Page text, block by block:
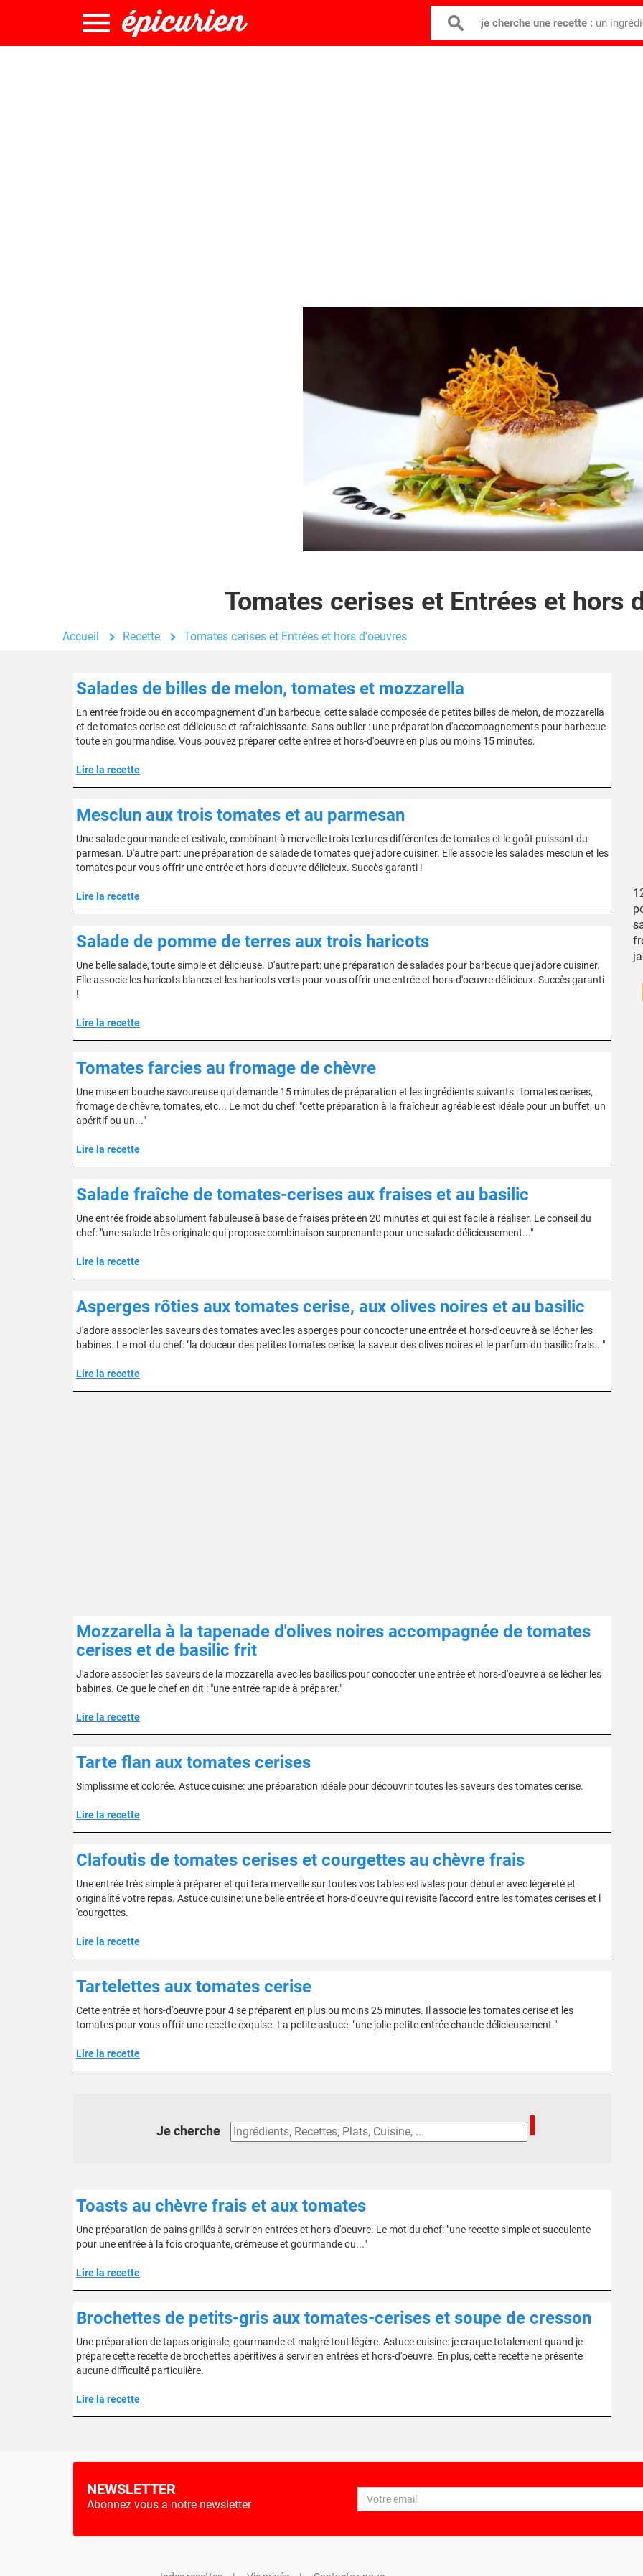
je cherche une recette : un
Tomates cerises et Entrées et hors
Accueil Recette Tomates cerises et Entrées et hors d'oeuvres
Salades de billes de melon, tomates et mozzarella
En entrée froide ou en accompagnement d'un barbecue, cette salade composée de petites billes de melon, de mozzarella
et de tomates cerise est délicieuse et rafraichissante. Sans oublier : une préparation d'accompagnements pour barbecue
toute en gourmandise. Vous pouvez préparer cette entrée et hors-d'oeuvre en plus ou moins 15 minutes.
Lire la recette
Mesclun aux trois tomates et au parmesan
Une salade gourmande et estivale, combinant à merveille trois textures différentes de tomates et le goût puissant du
parmesan. D'autre part: une préparation de salade de tomates que j'adore cuisiner. Elle associe les salades mesclun et les
tomates pour vous offrir une entrée et hors-d'oeuvre délicieux. Succès garanti !
Lire la recette
Salade de pomme de terres aux trois haricots
Une belle salade, toute simple et délicieuse. D'autre part: une préparation de salades pour barbecue que j'adore cuisiner.
Elle associe les haricots blancs et les haricots verts pour vous offrir une entrée et hors-d'oeuvre délicieux. Succès garanti
!
Lire la recette
Tomates farcies au fromage de chèvre
Une mise en bouche savoureuse qui demande 15 minutes de préparation et les ingrédients suivants : tomates cerises,
fromage de chèvre, tomates, etc... Le mot du chef: "cette préparation à la fraîcheur agréable est idéale pour un buffet, un
apéritif ou un..."
Lire la recette
Salade fraîche de tomates-cerises aux fraises et au basilic
Une entrée froide absolument fabuleuse à base de fraises prête en 20 minutes et qui est facile à réaliser. Le conseil du
chef: "une salade très originale qui propose combinaison surprenante pour une salade délicieusement..."
Lire la recette
Asperges rôties aux tomates cerise, aux olives noires et au basilic
J'adore associer les saveurs des tomates avec les asperges pour concocter une entrée et hors-d'oeuvre à se lécher les
babines. Le mot du chef: "la douceur des petites tomates cerise, la saveur des olives noires et le parfum du basilic frais..."
Lire la recette
Mozzarella à la tapenade d'olives noires accompagnée de tomates
cerises et de basilic frit
J'adore associer les saveurs de la mozzarella avec les basilics pour concocter une entrée et hors-d'oeuvre à se lécher les
babines. Ce que le chef en dit : "une entrée rapide à préparer."
Lire la recette
Tarte flan aux tomates cerises
Simplissime et colorée. Astuce cuisine: une préparation idéale pour découvrir toutes les saveurs des tomates cerise.
Lire la recette
Clafoutis de tomates cerises et courgettes au chèvre frais
Une entrée très simple à préparer et qui fera merveille sur toutes vos tables estivales pour débuter avec légèreté et
originalité votre repas. Astuce cuisine: une belle entrée et hors-d'oeuvre qui revisite l'accord entre les tomates cerises et l
'courgettes.
Lire la recette
Tartelettes aux tomates cerise
Cette entrée et hors-d'oeuvre pour 4 se préparent en plus ou moins 25 minutes. Il associe les tomates cerise et les
tomates pour vous offrir une recette exquise. La petite astuce: "une jolie petite entrée chaude délicieusement."
Lire la recette
Je cherche
Toasts au chèvre frais et aux tomates
Une préparation de pains grillés à servir en entrées et hors-d'oeuvre. Le mot du chef: "une recette simple et succulente
pour une entrée à la fois croquante, crémeuse et gourmande ou..."
Lire la recette
Brochettes de petits-gris aux tomates-cerises et soupe de cresson
Une préparation de tapas originale, gourmande et malgré tout légère. Astuce cuisine: je craque totalement quand je
prépare cette recette de brochettes apéritives à servir en entrées et hors-d'oeuvre. En plus, cette recette ne présente
aucune difficulté particulière.
Lire la recette
NEWSLETTER
Abonnez vous a notre newsletter